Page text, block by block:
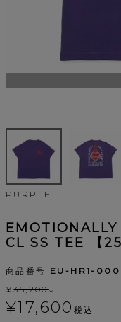
PURPLE
CL SS TEE 【
商品番号 EU-HR1-
¥35,200↓
¥17,600 税込